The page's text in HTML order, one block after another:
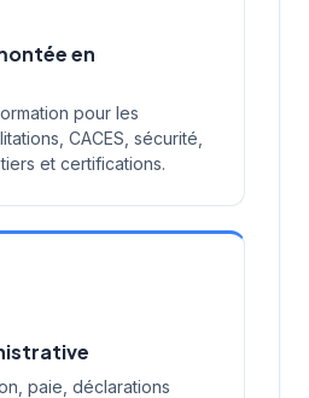
en
pour les
CACES, sécurité,
et certifications.
paie, déclarations